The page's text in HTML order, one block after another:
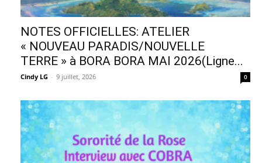
NOTES OFFICIELLES: ATELIER
« NOUVEAU PARADIS/NOUVELLE
TERRE » à BORA BORA MAI 2026(Ligne...
Cindy LG - 9 juillet, 2026 0